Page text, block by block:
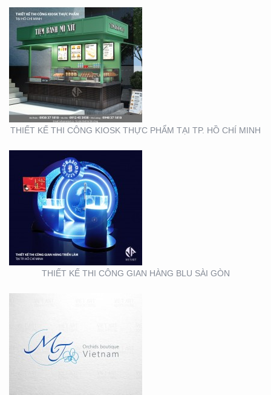
THIẾT KẾ THI CÔNG KIOSK THỰC PHẨM TẠI TP. HỒ CHÍ MINH
THIẾT KẾ THI CÔNG
GIAN HÀNG BLU SÀI
GÒN
THIẾT KẾ THI CÔNG GIAN HÀNG BLU SÀI GÒN
THIẾT KẾ NHẬN DIỆN
THƯƠNG HIỆU MINH
THƯ ORCHIDS
BOUTIQUE VIETNAM
THIẾT KẾ BỘ NHẬN
DIỆN THƯƠNG HIỆU